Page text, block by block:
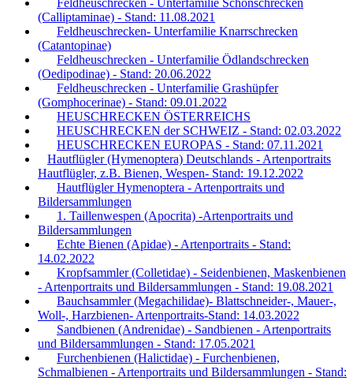
Feldheuschrecken - Unterfamilie Schönschrecken
(Calliptaminae) - Stand: 11.08.2021
Feldheuschrecken- Unterfamilie Knarrschrecken
(Catantopinae)
Feldheuschrecken - Unterfamilie Ödlandschrecken
(Oedipodinae) - Stand: 20.06.2022
Feldheuschrecken - Unterfamilie Grashüpfer
(Gomphocerinae) - Stand: 09.01.2022
HEUSCHRECKEN ÖSTERREICHS
HEUSCHRECKEN der SCHWEIZ - Stand: 02.03.2022
HEUSCHRECKEN EUROPAS - Stand: 07.11.2021
Hautflügler (Hymenoptera) Deutschlands - Artenportraits
Hautflügler, z.B. Bienen, Wespen- Stand: 19.12.2022
Hautflügler Hymenoptera - Artenportraits und
Bildersammlungen
1. Taillenwespen (Apocrita) -Artenportraits und
Bildersammlungen
Echte Bienen (Apidae) - Artenportraits - Stand:
14.02.2022
Kropfsammler (Colletidae) - Seidenbienen, Maskenbienen
- Artenportraits und Bildersammlungen - Stand: 19.08.2021
Bauchsammler (Megachilidae)- Blattschneider-, Mauer-,
Woll-, Harzbienen- Artenportraits-Stand: 14.03.2022
Sandbienen (Andrenidae) - Sandbienen - Artenportraits
und Bildersammlungen - Stand: 17.05.2021
Furchenbienen (Halictidae) - Furchenbienen,
Schmalbienen - Artenportraits und Bildersammlungen - Stand: